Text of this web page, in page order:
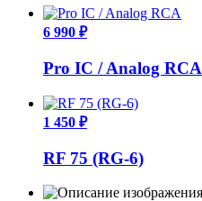
6 990 ₽
Pro IC / Analog RCA
1 450 ₽
RF 75 (RG-6)